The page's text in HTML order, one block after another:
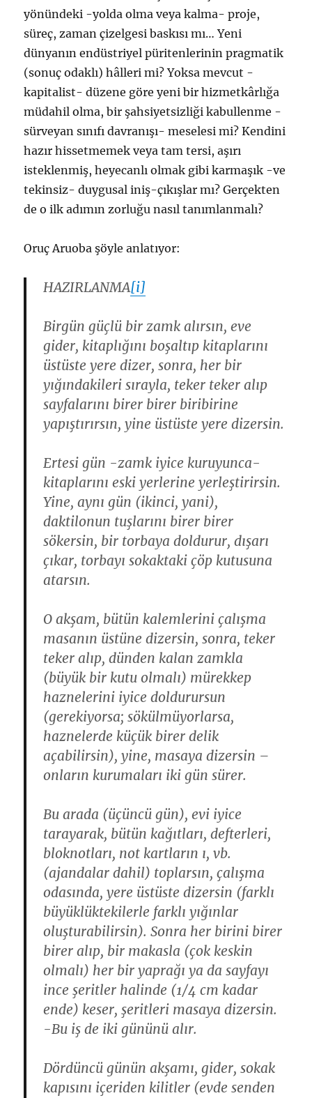
yönündeki -yolda olma veya kalma- proje,
süreç, zaman çizelgesi baskısı mı… Yeni
dünyanın endüstriyel püritenlerinin pragmatik
(sonuç odaklı) hâlleri mi? Yoksa mevcut -
kapitalist- düzene göre yeni bir hizmetkârlığa
müdahil olma, bir şahsiyetsizliği kabullenme -
sürveyan sınıfı davranışı- meselesi mi? Kendini
hazır hissetmemek veya tam tersi, aşırı
isteklenmiş, heyecanlı olmak gibi karmaşık -ve
tekinsiz- duygusal iniş-çıkışlar mı? Gerçekten
de o ilk adımın zorluğu nasıl tanımlanmalı?
Oruç Aruoba şöyle anlatıyor:
HAZIRLANMA[i]
Birgün güçlü bir zamk alırsın, eve
gider, kitaplığını boşaltıp kitaplarını
üstüste yere dizer, sonra, her bir
yığındakileri sırayla, teker teker alıp
sayfalarını birer birer biribirine
yapıştırırsın, yine üstüste yere dizersin.
Ertesi gün -zamk iyice kuruyunca-
kitaplarını eski yerlerine yerleştirirsin.
Yine, aynı gün (ikinci, yani),
daktilonun tuşlarını birer birer
sökersin, bir torbaya doldurur, dışarı
çıkar, torbayı sokaktaki çöp kutusuna
atarsın.
O akşam, bütün kalemlerini çalışma
masanın üstüne dizersin, sonra, teker
teker alıp, dünden kalan zamkla
(büyük bir kutu olmalı) mürekkep
haznelerini iyice doldurursun
(gerekiyorsa; sökülmüyorlarsa,
haznelerde küçük birer delik
açabilirsin), yine, masaya dizersin –
onların kurumaları iki gün sürer.
Bu arada (üçüncü gün), evi iyice
tarayarak, bütün kağıtları, defterleri,
bloknotları, not kartların ı, vb.
(ajandalar dahil) toplarsın, çalışma
odasında, yere üstüste dizersin (farklı
büyüklüktekilerle farklı yığınlar
oluşturabilirsin). Sonra her birini birer
birer alıp, bir makasla (çok keskin
olmalı) her bir yaprağı ya da sayfayı
ince şeritler halinde (1/4 cm kadar
ende) keser, şeritleri masaya dizersin.
-Bu iş de iki gününü alır.
Dördüncü günün akşamı, gider, sokak
kapısını içeriden kilitler (evde senden